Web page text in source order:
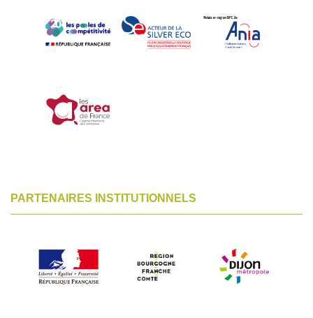
PARTENAIRES INSTITUTIONNELS